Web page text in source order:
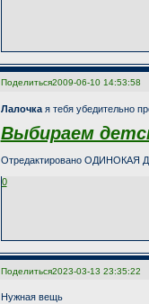
Поделиться2009-06-10 14:53:58
Лалочкая тебя убедительно
Выбираем
Отредактировано ОДИНОКАЯ
0
Поделиться2023-03-13 23:35:22
Нужная вещь